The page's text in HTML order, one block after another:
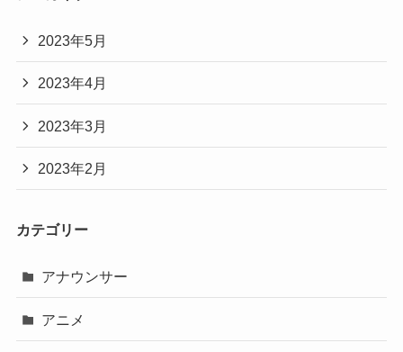
2023年5月
2023年4月
2023年3月
2023年2月
カテゴリー
アナウンサー
アニメ